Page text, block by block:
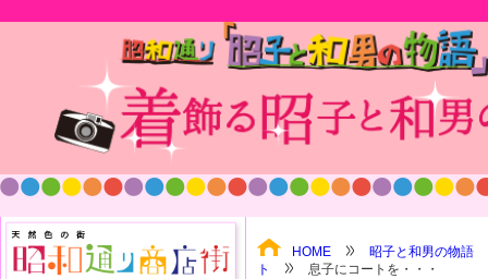
HOME
昭子と和男の物語
ト
息子にコートを・・・